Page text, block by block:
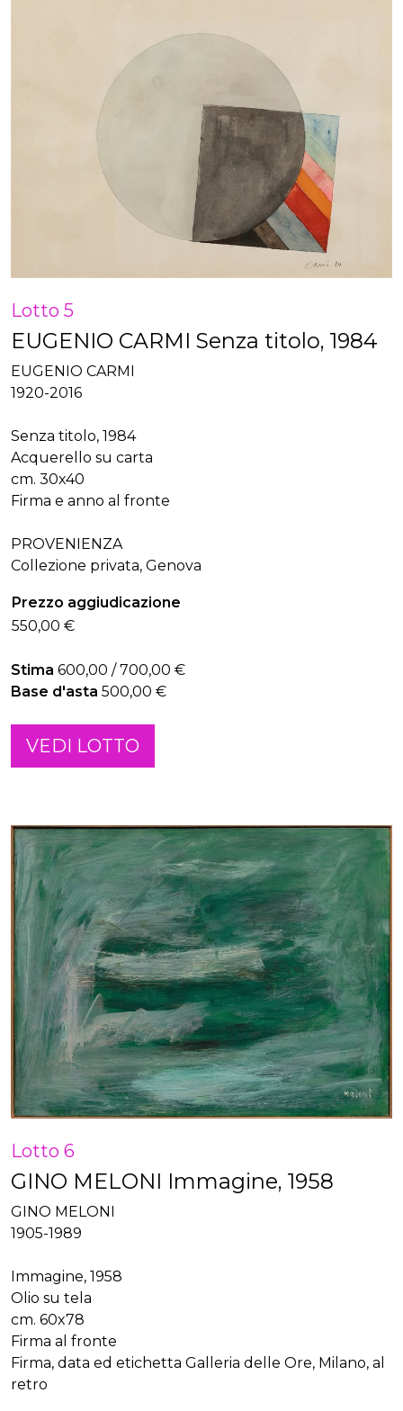
Lotto 5
EUGENIO CARMI Senza titolo, 1984
EUGENIO CARMI
1920-2016
Senza titolo, 1984
Acquerello su carta
cm. 30x40
Firma e anno al fronte
PROVENIENZA
Collezione privata, Genova
Prezzo aggiudicazione
550,00 €
Stima 600,00 / 700,00 €
Base d'asta 500,00 €
VEDI LOTTO
Lotto 6
GINO MELONI Immagine, 1958
GINO MELONI
1905-1989
Immagine, 1958
Olio su tela
cm. 60x78
Firma al fronte
Firma, data ed etichetta Galleria delle Ore, Milano, al
retro